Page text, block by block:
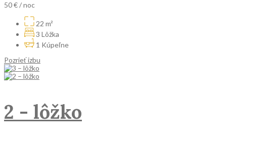
50 €/ noc
22 m²
3 Lôžka
1 Kúpeľne
Pozrieť izbu
2 - lôžko